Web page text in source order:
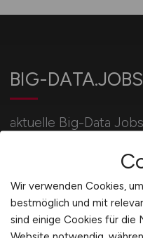
BIG-DATA.JOBS
aktuelle Big-Data
Für Arbeitgeber
Wir verwenden Cookies,
bestmöglich und mit
sind einige Cookies für die